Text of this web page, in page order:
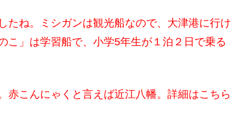
たね。ミシガンは観光船なので、大津港に行け
こ」は学習船で、小学5年生が１泊２日で乗る
赤こんにゃくと言えば近江八幡。詳細はこちら